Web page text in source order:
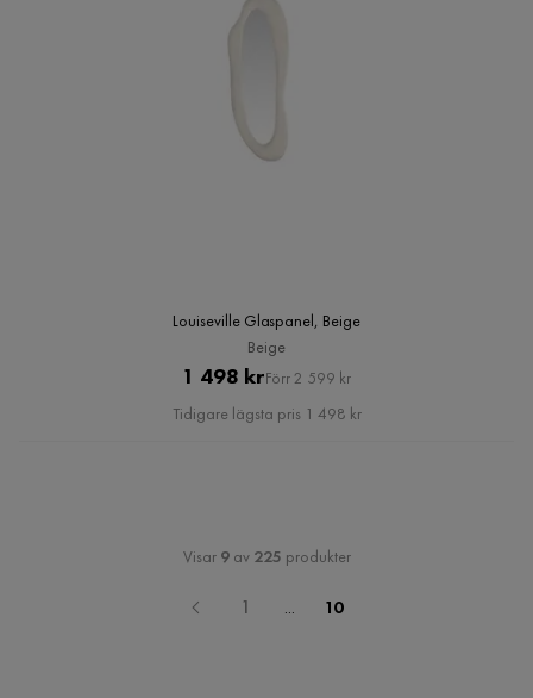
Louiseville Glaspanel, Beige
Beige
Pris
1 498 krOriginal
Pris
Förr 2 599 kr
Tidigare lägsta pris 1 498 kr
Visar 9av 225 produkter
1 ... 10